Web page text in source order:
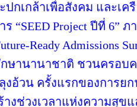
กเกล้าเพื่อสังคม และเครื
“SEED Project ปีที่ 6”
Ready Admissions
ษานานาชาติ ชวนครอบ
งอ้วน ครั้งแรกของการย
งช่วงเวลาแห่งความสุข